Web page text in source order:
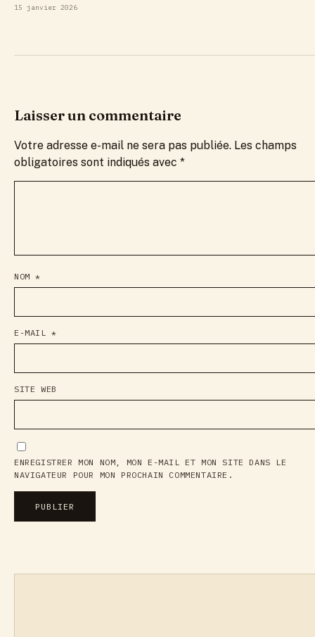
15 janvier 2026
Laisser un commentaire
Votre adresse e-mail ne sera pas publiée. Les champs
obligatoires sont indiqués avec *
NOM*
E-MAIL*
SITE WEB
ENREGISTRER MON NOM, MON E-MAIL ET MON SITE DANS LE
NAVIGATEUR POUR MON PROCHAIN COMMENTAIRE.